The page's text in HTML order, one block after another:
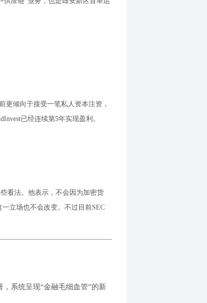
更倾向于接受一笔私人资本注资，
已经连续第5年实现盈利。
看法。他表示，不会因为加密货
立场也不会改变。不过目前SEC
系统呈现“金融毛细血管”的新